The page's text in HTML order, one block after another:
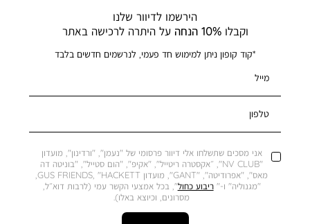
הירשמו לדיוור שלנו
וקבלו10% הנחה על היתרה לרכישה באתר
*קוד קופון ניתן למימוש חד פעמי, לנרשמים חדשים בלבד
מייל
טלפון
אני מסכים שתשלחו אלי דיוור פרסומי של "נעמן", "ורדינון", מועדון
"NV CLUB", ״אקסטרה ריטייל", "אקיפ", "הום סטייל", "בוניטה דה
מאס", "אפרודיטה", "GANT", מועדון GUS FRIENDS, "HACKETT,
"מגנוליה" ו-" ריבוע כחול", בכל אמצעי הקשר עמי (לרבות דוא״ל,
מסרונים, וכיוצא באלו).